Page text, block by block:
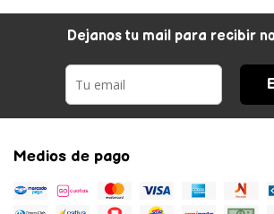
Dejanos tu mail para recibir
Medios de pago